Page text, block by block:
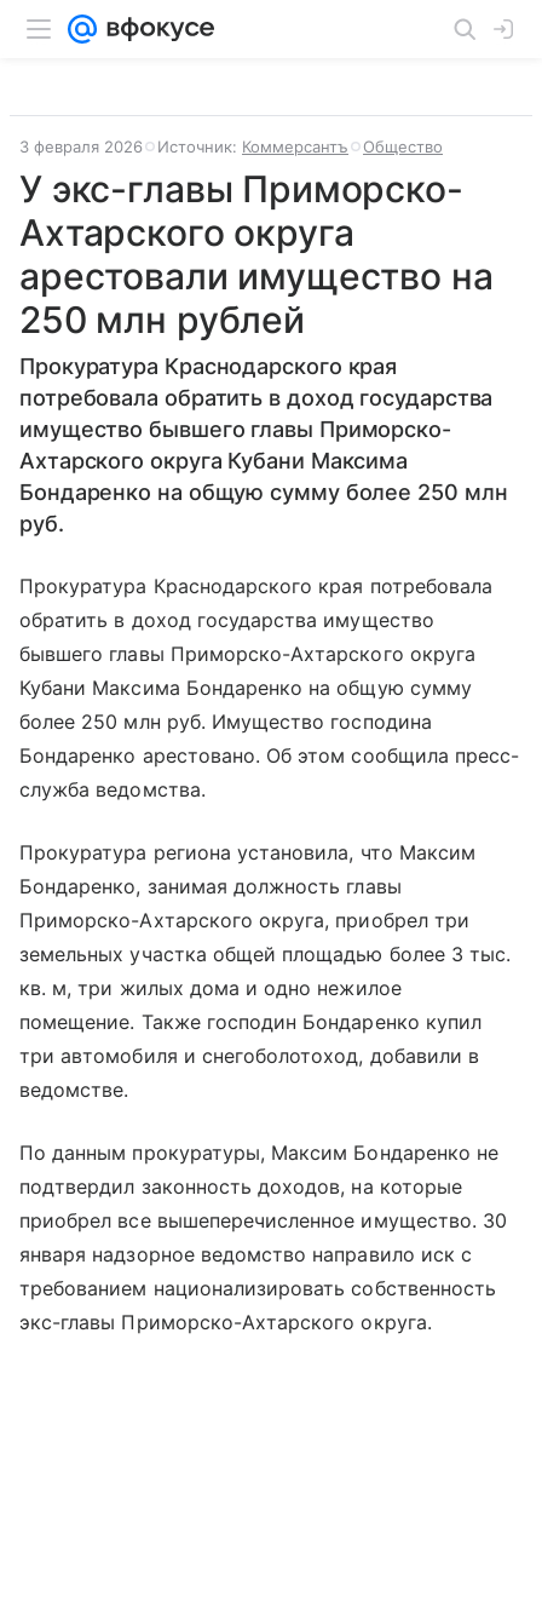
3 февраля 2026 Источник: Коммерсантъ Общество
У экс-главы Приморско-
Ахтарского округа
арестовали имущество на
250 млн рублей
Прокуратура Краснодарского края
потребовала обратить в доход государства
имущество бывшего главы Приморско-
Ахтарского округа Кубани Максима
Бондаренко на общую сумму более 250 млн
руб.
Прокуратура Краснодарского края потребовала
обратить в доход государства имущество
бывшего главы Приморско-Ахтарского округа
Кубани Максима Бондаренко на общую сумму
более 250 млн руб. Имущество господина
Бондаренко арестовано. Об этом сообщила пресс-
служба ведомства.
Прокуратура региона установила, что Максим
Бондаренко, занимая должность главы
Приморско-Ахтарского округа, приобрел три
земельных участка общей площадью более 3 тыс.
кв. м, три жилых дома и одно нежилое
помещение. Также господин Бондаренко купил
три автомобиля и снегоболотоход, добавили в
ведомстве.
По данным прокуратуры, Максим Бондаренко не
подтвердил законность доходов, на которые
приобрел все вышеперечисленное имущество. 30
января надзорное ведомство направило иск с
требованием национализировать собственность
экс-главы Приморско-Ахтарского округа.